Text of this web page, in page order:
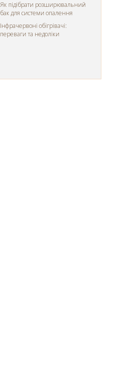
Як підібрати розширювальний
бак для системи опалення
Інфрачервоні обігрівачі:
переваги та недоліки